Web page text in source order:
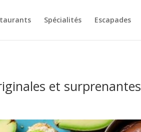
Spécialités Escapades
et surprenantes